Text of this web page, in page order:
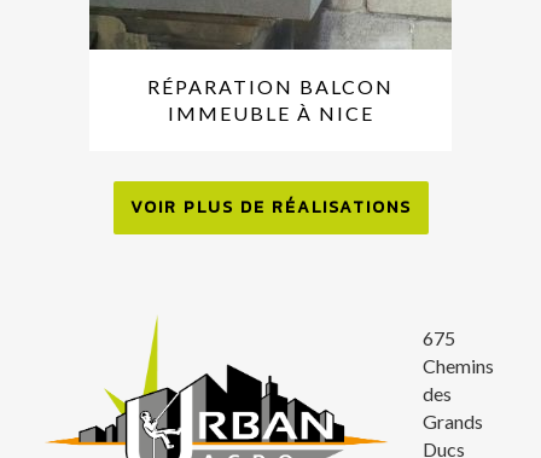
RÉPARATION BALCON
IMMEUBLE À NICE
VOIR PLUS DE RÉALISATIONS
675
Chemins
des
Grands
Ducs